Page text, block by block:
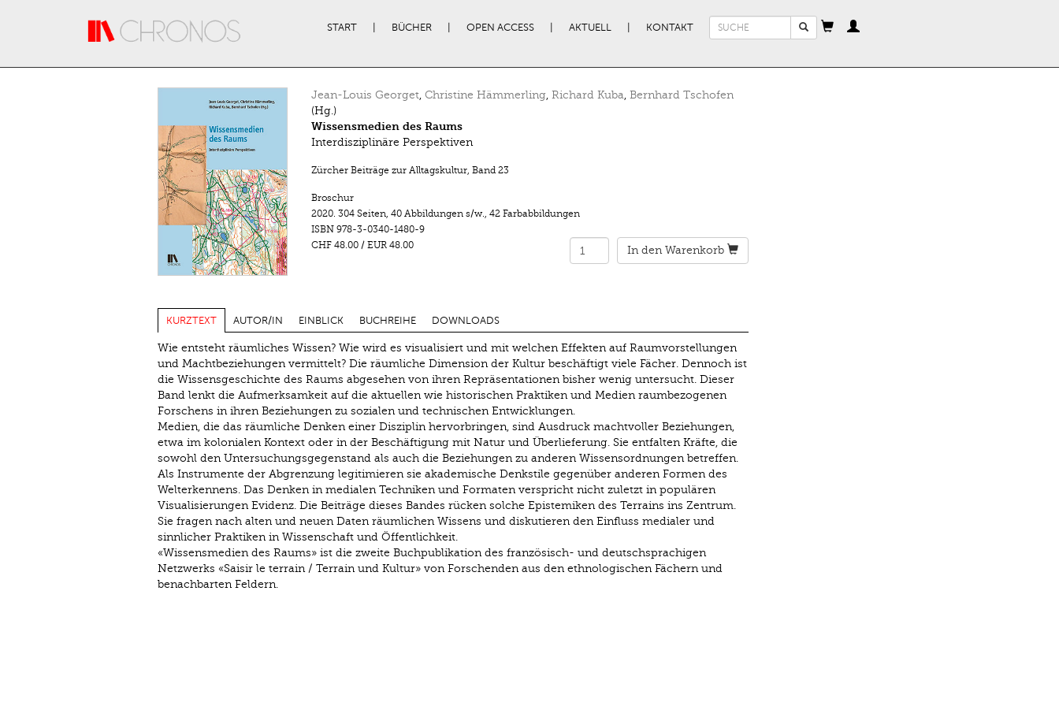
START BÜCHER OPEN ACCESS AKTUELL KONTAKT
Suchformular
Jean-Louis Georget, Christine Hämmerling, Richard Kuba, Bernhard Tschofen
(Hg.)
Wissensmedien des Raums
Interdisziplinäre Perspektiven
Zürcher Beiträge zur Alltagskultur, Band 23
Broschur
2020. 304 Seiten, 40 Abbildungen s/w., 42 Farbabbildungen
ISBN 978-3-0340-1480-9
CHF 48.00/ EUR 48.00 In den Warenkorb
KURZTEXT AUTOR/IN EINBLICK BUCHREIHE DOWNLOADS
Wie entsteht räumliches Wissen? Wie wird es visualisiert und mit welchen Effekten auf Raumvorstellungen
und Machtbeziehungen vermittelt? Die räumliche Dimension der Kultur beschäftigt viele Fächer. Dennoch ist
die Wissensgeschichte des Raums abgesehen von ihren Repräsentationen bisher wenig untersucht. Dieser
Band lenkt die Aufmerksamkeit auf die aktuellen wie historischen Praktiken und Medien raumbezogenen
Forschens in ihren Beziehungen zu sozialen und technischen Entwicklungen.
Medien, die das räumliche Denken einer Disziplin hervorbringen, sind Ausdruck machtvoller Beziehungen,
etwa im kolonialen Kontext oder in der Beschäftigung mit Natur und Überlieferung. Sie entfalten Kräfte, die
sowohl den Untersuchungsgegenstand als auch die Beziehungen zu anderen Wissensordnungen betreffen.
Als Instrumente der Abgrenzung legitimieren sie akademische Denkstile gegenüber anderen Formen des
Welterkennens. Das Denken in medialen Techniken und Formaten verspricht nicht zuletzt in populären
Visualisierungen Evidenz. Die Beiträge dieses Bandes rücken solche Epistemiken des Terrains ins Zentrum.
Sie fragen nach alten und neuen Daten räumlichen Wissens und diskutieren den Einfluss medialer und
sinnlicher Praktiken in Wissenschaft und Öffentlichkeit.
«Wissensmedien des Raums» ist die zweite Buchpublikation des französisch- und deutschsprachigen
Netzwerks «Saisir le terrain / Terrain und Kultur» von Forschenden aus den ethnologischen Fächern und
benachbarten Feldern.